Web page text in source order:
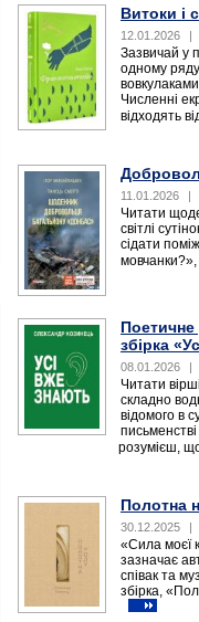
Витоки і
12.01.2026 |
Зазвичай у
одному
Численні
відходять
11.01.2026 |
Читати
світлі
сідати
мовчанки?»,
збірка
08.01.2026 |
Читати
складно
відомого в
розумієш,
Полотна
30.12.2025 |
«Сила моєї
зазначає
співак та
збірка,